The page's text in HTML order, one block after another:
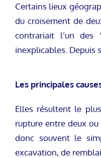
Certains lieux
du croisement de
contrariait l’un des
inexplicables. Depuis
Les principales
Elles résultent le
rupture entre deux
donc souvent le
excavation, de